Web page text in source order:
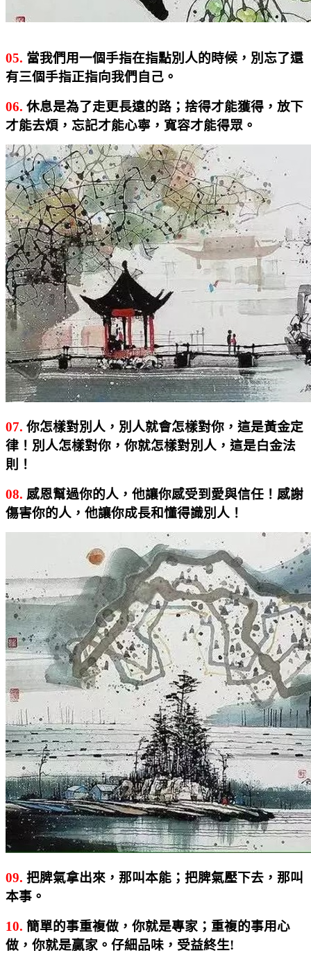
05. 當我們用一個手指在指點別人的時候，別忘了還
有三個手指正指向我們自己。
06. 休息是為了走更長遠的路；捨得才能獲得，放下
才能去煩，忘記才能心寧，寬容才能得眾。
07. 你怎樣對別人，別人就會怎樣對你，這是黃金定
律！別人怎樣對你，你就怎樣對別人，這是白金法
則！
08. 感恩幫過你的人，他讓你感受到愛與信任！感謝
傷害你的人，他讓你成長和懂得識別人！
09. 把脾氣拿出來，那叫本能；把脾氣壓下去，那叫
本事。
10. 簡單的事重複做，你就是專家；重複的事用心
做，你就是贏家。仔細品味，受益終生!